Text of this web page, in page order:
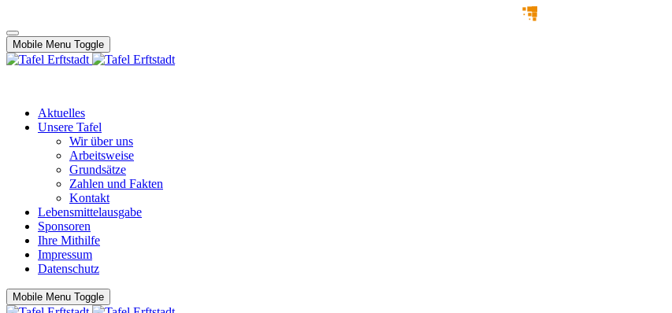
Mobile Menu Toggle
Aktuelles
Unsere Tafel
Wir über uns
Arbeitsweise
Grundsätze
Zahlen und Fakten
Kontakt
Lebensmittelausgabe
Sponsoren
Ihre Mithilfe
Impressum
Datenschutz
Mobile Menu Toggle